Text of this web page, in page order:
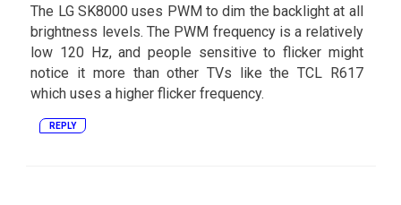
The LG SK8000 uses PWM to dim the backlight at all
brightness levels. The PWM frequency is a relatively
low 120 Hz, and people sensitive to flicker might
notice it more than other TVs like the TCL R617
which uses a higher flicker frequency.
REPLY